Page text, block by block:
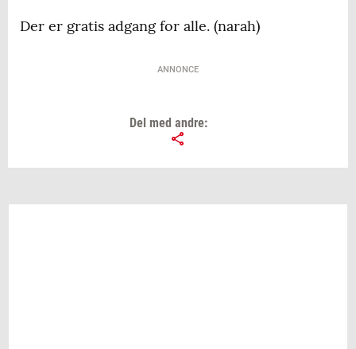
Der er gratis adgang for alle. (narah)
ANNONCE
Del med andre: